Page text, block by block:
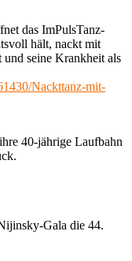
das ImPulsTanz-
hält, nackt mit
und seine Krankheit als
Nackttanz-mit-
40-jährige Laufbahn
Gala die 44.